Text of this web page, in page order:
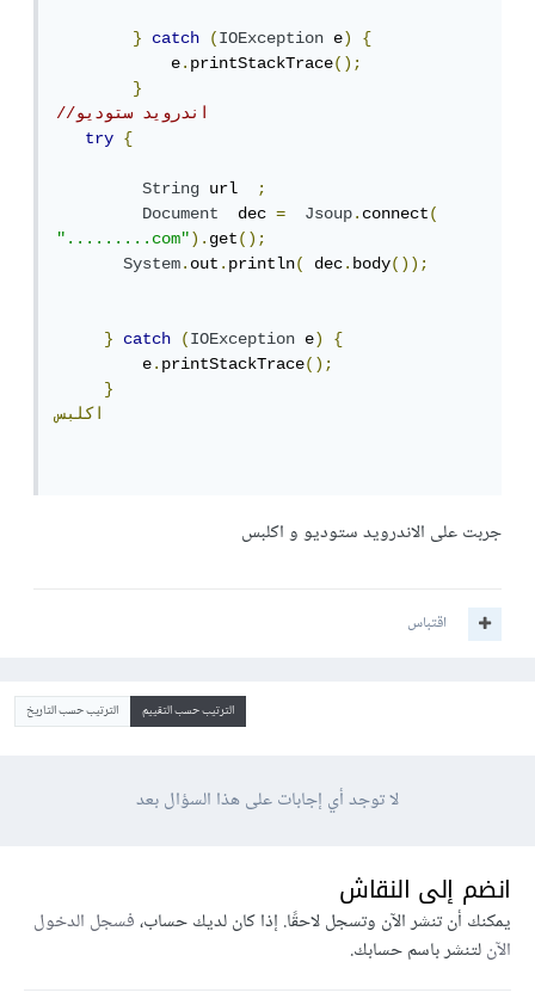
} catch (IOException e)
{
            e
.printStackTrace();
}
try
{
String url ;
Document
  dec
= Jsoup.connect(
".........com").get();
System.out.println( dec.body());
} catch (IOException e)
{
         e
.printStackTrace();
}
اكلبس
جربت على الاندرويد ستوديو و اكلبس
اقتباس
الترتيب حسب التقييم الترتيب حسب التاريخ
لا توجد أي إجابات على هذا السؤال بعد
انضم إلى النقاش
يمكنك أن تنشر الآن وتسجل لاحقًا. إذا كان لديك حساب،فسجل الدخول
الآنلتنشر باسم حسابك.